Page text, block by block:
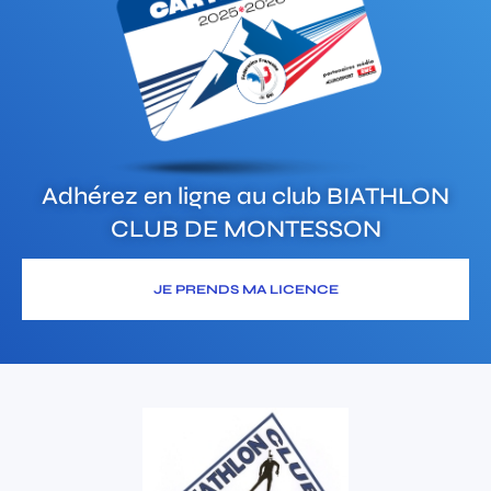
Adhérez en ligne au club BIATHLON
CLUB DE MONTESSON
JE PRENDS MA LICENCE